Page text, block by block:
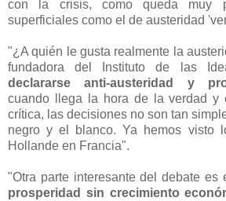
con la crisis, como queda muy
superficiales como el de austeridad
"¿A quién le gusta realmente la
fundadora del Instituto de las
declararse anti-austeridad y
cuando llega la hora de la verdad y
crítica, las decisiones no son tan
negro y el blanco. Ya hemos visto
Hollande en Francia".
"Otra parte interesante del debate es
prosperidad sin crecimiento